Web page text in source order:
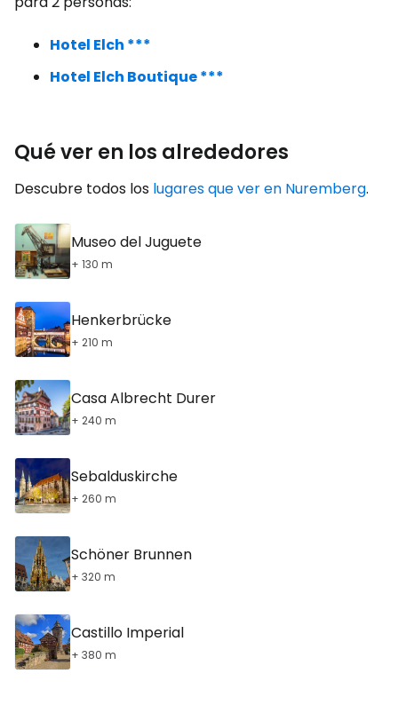
Hotel Elch ***
Hotel Elch Boutique ***
Qué ver en los alrededores
Descubre todos los lugares que ver en Nuremberg.
Museo del Juguete
+ 130 m
Henkerbrücke
+ 210 m
Casa Albrecht Durer
+ 240 m
Sebalduskirche
+ 260 m
Schöner Brunnen
+ 320 m
Castillo Imperial
+ 380 m